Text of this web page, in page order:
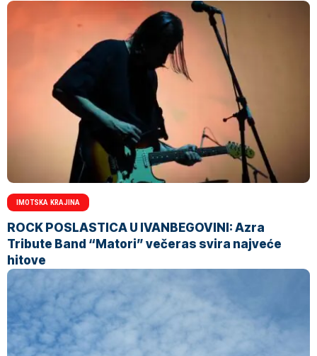
IMOTSKA KRAJINA
ROCK POSLASTICA U IVANBEGOVINI: Azra
Tribute Band “Matori” večeras svira najveće
hitove